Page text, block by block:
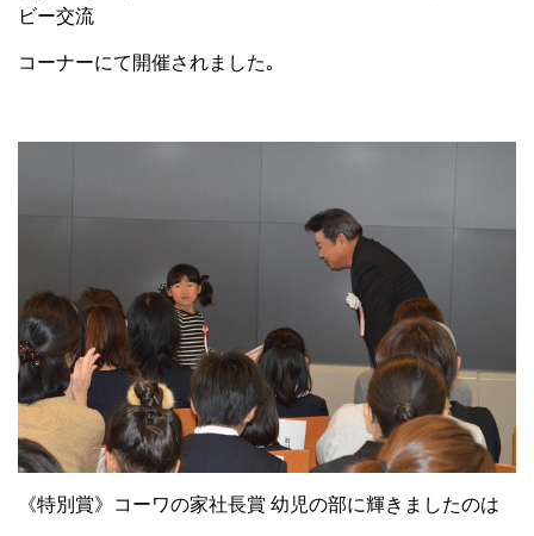
ビー交流
コーナーにて開催されました｡
《特別賞》コーワの家社長賞 幼児の部に輝きましたのは